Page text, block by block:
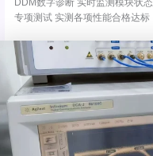
DDM数字诊断 实时监测模块状态
专项测试 实测各项性能合格达标